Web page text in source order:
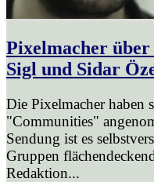
Pixelmacher
Sigl und Sidar
Die Pixelmacher haben
"Communities"
Sendung ist es
Gruppen
Redaktion...